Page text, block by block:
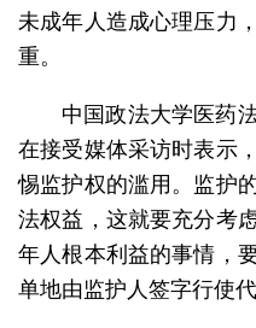
未成年人造成心理压力
重。
中国政法大学医药
在接受媒体采访时表示
惕监护权的滥用。监护
法权益，这就要充分考
年人根本利益的事情，
单地由监护人签字行使